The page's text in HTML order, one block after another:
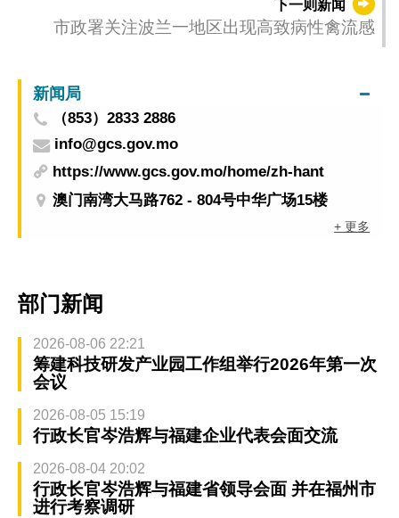
下一则新闻
市政署关注波兰一地区出现高致病性禽流感
新闻局
（853）2833 2886
info@gcs.gov.mo
https://www.gcs.gov.mo/home/zh-hant
澳门南湾大马路762 - 804号中华广场15楼
+ 更多
部门新闻
2026-08-06 22:21
筹建科技研发产业园工作组举行2026年第一次
会议
2026-08-05 15:19
行政长官岑浩辉与福建企业代表会面交流
2026-08-04 20:02
行政长官岑浩辉与福建省领导会面 并在福州市
进行考察调研